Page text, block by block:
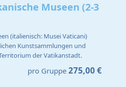
Museen (2-3
(italienisch: Musei Vaticani)
Kunstsammlungen und
der Vatikanstadt.
pro Gruppe 275,00 €